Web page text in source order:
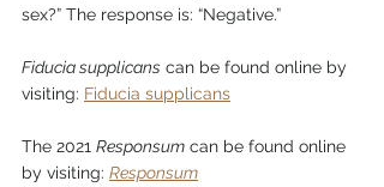
sex?” The response is: “Negative.”
Fiducia supplicans can be found online by
visiting: Fiducia supplicans
The 2021 Responsum can be found online
by visiting: Responsum